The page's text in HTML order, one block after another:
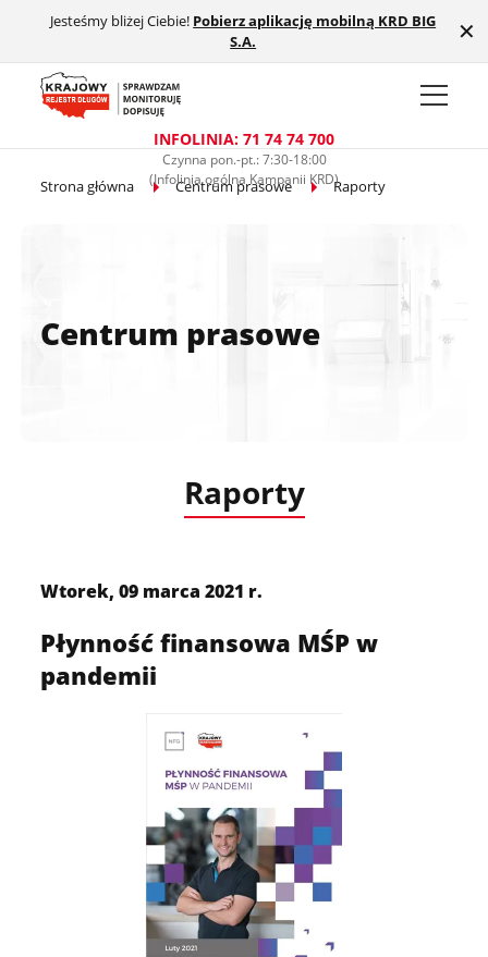
Przejdź do treści głównej
Jesteśmy bliżej Ciebie! Pobierz aplikację mobilną KRD BIG
S.A.
✕
INFOLINIA: 71 74 74 700
Czynna pon.-pt.: 7:30-18:00
(Infolinia ogólna Kampanii KRD)
Strona główna Centrum prasowe Raporty
Centrum prasowe
Raporty
Wtorek, 09 marca 2021 r.
Płynność finansowa MŚP w
pandemii